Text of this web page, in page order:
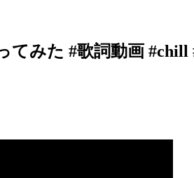
てみた #歌詞動画